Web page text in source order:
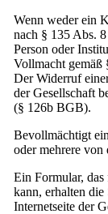
Wenn weder ein
nach § 135 Abs.
Person oder
Vollmacht
Der Widerruf
der Gesellschaft
(§ 126b BGB).
Bevollmächtigt
oder mehrere von
Ein Formular,
kann, erhalten
Internetseite der